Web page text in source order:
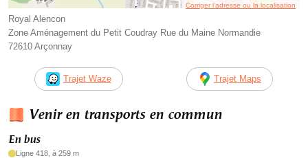
Corriger l’adresse ou la localisation
Royal Alencon
Zone Aménagement du Petit Coudray Rue du Maine Normandie
72610 Arçonnay
Trajet Waze Trajet Maps
Venir en transports en commun
En bus
Ligne 418, à 259 m